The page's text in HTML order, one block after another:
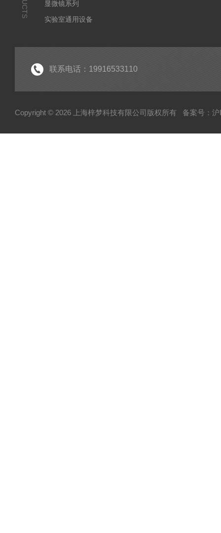
显微镜系列
实验室通用设备
联系电话：19916533110
Copyright © 2026 上海梓梦科技有限公司版权所有 备案号：